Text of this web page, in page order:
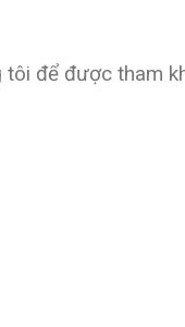
để được tham